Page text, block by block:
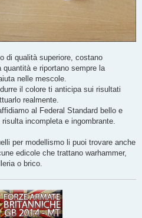
di qualità superiore, costano
e riportano sempre la
nelle mescole.
il colore ti anticipa sui risultati
realmente.
al Federal Standard bello e
incompleta e ingombrante.
per modellismo li puoi trovare anche
edicole che trattano warhammer,
o brico.